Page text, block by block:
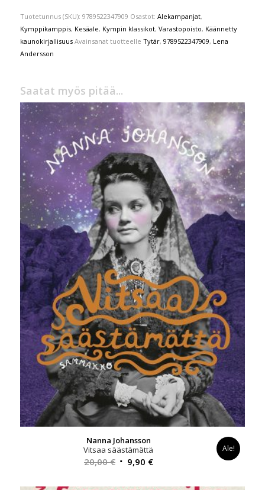
Tuotetunnus (SKU): 9789522347909 Osastot: Alekampanjat,
Kymppikamppis, Kesäale, Kympin klassikot, Varastopoisto, Käännetty
kaunokirjallisuus Avainsanat tuotteelle Tytär, 9789522347909, Lena
Andersson
Saatat myös pitää...
Nanna Johansson
Vitsaa säästämättä
20,00€ Alkuperäinen
9,90 €Nykyinen
Ale!